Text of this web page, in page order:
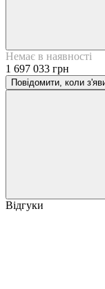
Немає в наявності
1 697 033 грн
Повідомити, коли
Відгуки